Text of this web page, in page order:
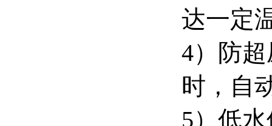
达一定
4）防
时，自
5）低